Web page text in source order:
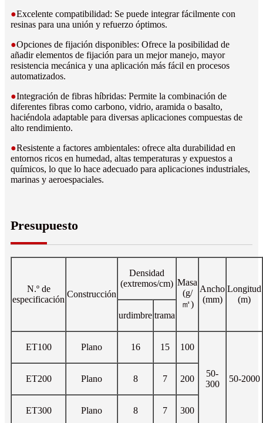
●Excelente compatibilidad: Se puede integrar fácilmente con
resinas para una unión y refuerzo óptimos.
●Opciones de fijación disponibles: Ofrece la posibilidad de
añadir elementos de fijación para un mejor manejo, mayor
resistencia mecánica y una aplicación más fácil en procesos
automatizados.
●Integración de fibras híbridas: Permite la combinación de
diferentes fibras como carbono, vidrio, aramida o basalto,
haciéndola adaptable para diversas aplicaciones compuestas de
alto rendimiento.
●Resistente a factores ambientales: ofrece alta durabilidad en
entornos ricos en humedad, altas temperaturas y expuestos a
químicos, lo que lo hace adecuado para aplicaciones industriales,
marinas y aeroespaciales.
Presupuesto
N.º de
especificación
Construcción
Densidad
(extremos/cm) Masa
(g/
㎡)
Ancho
(mm)
Longitud
(m)
urdimbre trama
ET100 Plano 16 15 100
50-
300
50-2000
ET200 Plano 8 7 200
ET300 Plano 8 7 300